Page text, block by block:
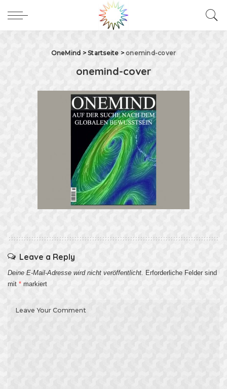
OneMind >Startseite >onemind-cover
onemind-cover
Leave a Reply
Deine E-Mail-Adresse wird nicht veröffentlicht. Erforderliche Felder sind
mit * markiert